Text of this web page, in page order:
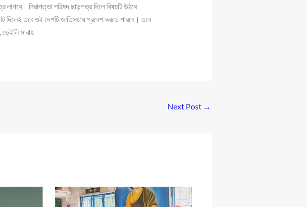
নিরাপত্তা পরিষদ ছাড়পত্র দিলে বিষয়টি উঠবে
দিলেই তবে ওই দেশটি জাতিসংঘে প্রবেশ করতে পারবে। তবে
সাবাহ
Next Post →